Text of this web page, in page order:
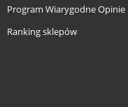
Program Wiarygodne Opinie
Ranking sklepów